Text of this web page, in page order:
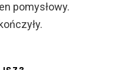
pomysłowy.